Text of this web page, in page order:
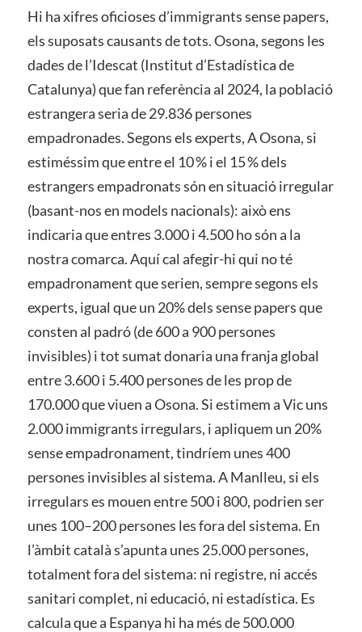
Hi ha xifres oficioses d’immigrants sense papers,
els suposats causants de tots. Osona, segons les
dades de l’Idescat (Institut d’Estadística de
Catalunya) que fan referència al 2024, la població
estrangera seria de 29.836 persones
empadronades. Segons els experts, A Osona, si
estiméssim que entre el 10 % i el 15 % dels
estrangers empadronats són en situació irregular
(basant-nos en models nacionals): això ens
indicaria que entres 3.000 i 4.500 ho són a la
nostra comarca. Aquí cal afegir-hi qui no té
empadronament que serien, sempre segons els
experts, igual que un 20% dels sense papers que
consten al padró (de 600 a 900 persones
invisibles) i tot sumat donaria una franja global
entre 3.600 i 5.400 persones de les prop de
170.000 que viuen a Osona. Si estimem a Vic uns
2.000 immigrants irregulars, i apliquem un 20%
sense empadronament, tindríem unes 400
persones invisibles al sistema. A Manlleu, si els
irregulars es mouen entre 500 i 800, podrien ser
unes 100–200 persones les fora del sistema. En
l’àmbit català s’apunta unes 25.000 persones,
totalment fora del sistema: ni registre, ni accés
sanitari complet, ni educació, ni estadística. Es
calcula que a Espanya hi ha més de 500.000